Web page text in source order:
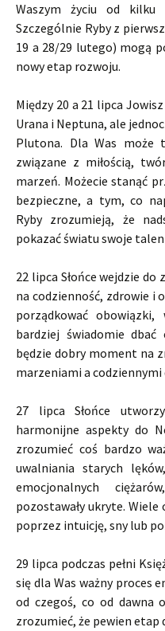
Waszym życiu od kilku
Szczególnie Ryby z
19 a 28/29 lutego) mogą
nowy etap rozwoju.
Między 20 a 21 lipca
Urana i Neptuna, ale
Plutona. Dla Was może
związane z miłością,
marzeń. Możecie stanąć
bezpieczne, a tym, co
Ryby zrozumieją, że
pokazać światu swoje
22 lipca Słońce wejdzie do
na codzienność, zdrowie i
porządkować
bardziej świadomie
będzie dobry moment na
marzeniami a codziennymi
27 lipca Słońce
harmonijne aspekty do
zrozumieć coś bardzo
uwalniania starych
emocjonalnych
pozostawały ukryte. Wiele
poprzez intuicję, sny lub
29 lipca podczas pełni
się dla Was ważny proces
od czegoś, co od dawna
zrozumieć, że pewien etap